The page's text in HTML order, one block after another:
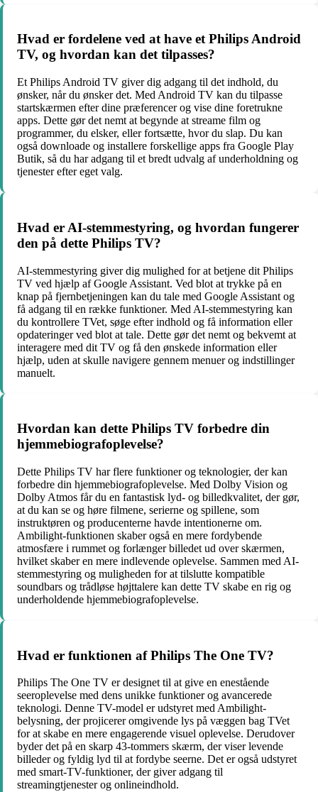
Hvad er fordelene ved at have et Philips Android
TV, og hvordan kan det tilpasses?
Et Philips Android TV giver dig adgang til det indhold, du
ønsker, når du ønsker det. Med Android TV kan du tilpasse
startskærmen efter dine præferencer og vise dine foretrukne
apps. Dette gør det nemt at begynde at streame film og
programmer, du elsker, eller fortsætte, hvor du slap. Du kan
også downloade og installere forskellige apps fra Google Play
Butik, så du har adgang til et bredt udvalg af underholdning og
tjenester efter eget valg.
Hvad er AI-stemmestyring, og hvordan fungerer
den på dette Philips TV?
AI-stemmestyring giver dig mulighed for at betjene dit Philips
TV ved hjælp af Google Assistant. Ved blot at trykke på en
knap på fjernbetjeningen kan du tale med Google Assistant og
få adgang til en række funktioner. Med AI-stemmestyring kan
du kontrollere TVet, søge efter indhold og få information eller
opdateringer ved blot at tale. Dette gør det nemt og bekvemt at
interagere med dit TV og få den ønskede information eller
hjælp, uden at skulle navigere gennem menuer og indstillinger
manuelt.
Hvordan kan dette Philips TV forbedre din
hjemmebiografoplevelse?
Dette Philips TV har flere funktioner og teknologier, der kan
forbedre din hjemmebiografoplevelse. Med Dolby Vision og
Dolby Atmos får du en fantastisk lyd- og billedkvalitet, der gør,
at du kan se og høre filmene, serierne og spillene, som
instruktøren og producenterne havde intentionerne om.
Ambilight-funktionen skaber også en mere fordybende
atmosfære i rummet og forlænger billedet ud over skærmen,
hvilket skaber en mere indlevende oplevelse. Sammen med AI-
stemmestyring og muligheden for at tilslutte kompatible
soundbars og trådløse højttalere kan dette TV skabe en rig og
underholdende hjemmebiografoplevelse.
Hvad er funktionen af ​​Philips The One TV?
Philips The One TV er designet til at give en enestående
seeroplevelse med dens unikke funktioner og avancerede
teknologi. Denne TV-model er udstyret med Ambilight-
belysning, der projicerer omgivende lys på væggen bag TVet
for at skabe en mere engagerende visuel oplevelse. Derudover
byder det på en skarp 43-tommers skærm, der viser levende
billeder og fyldig lyd til at fordybe seerne. Det er også udstyret
med smart-TV-funktioner, der giver adgang til
streamingtjenester og onlineindhold.